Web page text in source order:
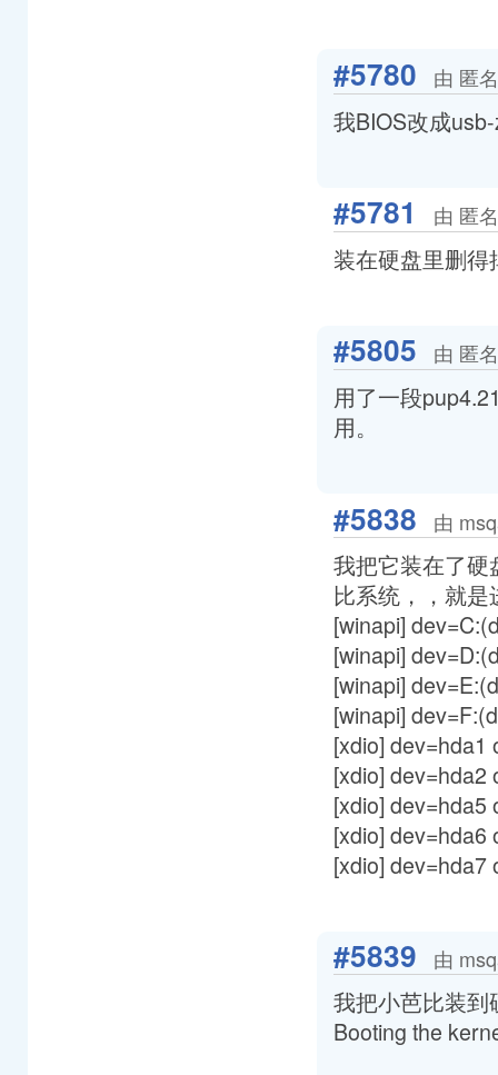
#5780 由 匿
我BIOS改成
#5781 由 匿
装在硬盘里删
#5805 由 匿
用了一段
用。
#5838 由
我把它装在了
比系统，，就
[winapi]
[winapi]
[winapi]
[winapi]
[xdio] dev=hda1
[xdio] dev=hda2
[xdio] dev=hda5
[xdio] dev=hda6
[xdio] dev=hda7
#5839 由
我把小芭比装
Booting the